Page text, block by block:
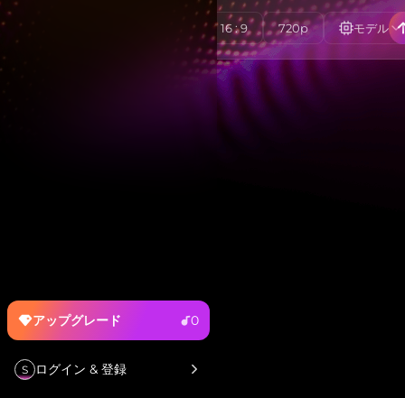
アップグレード 0
S ログイン & 登録
16 : 9 720p モデル